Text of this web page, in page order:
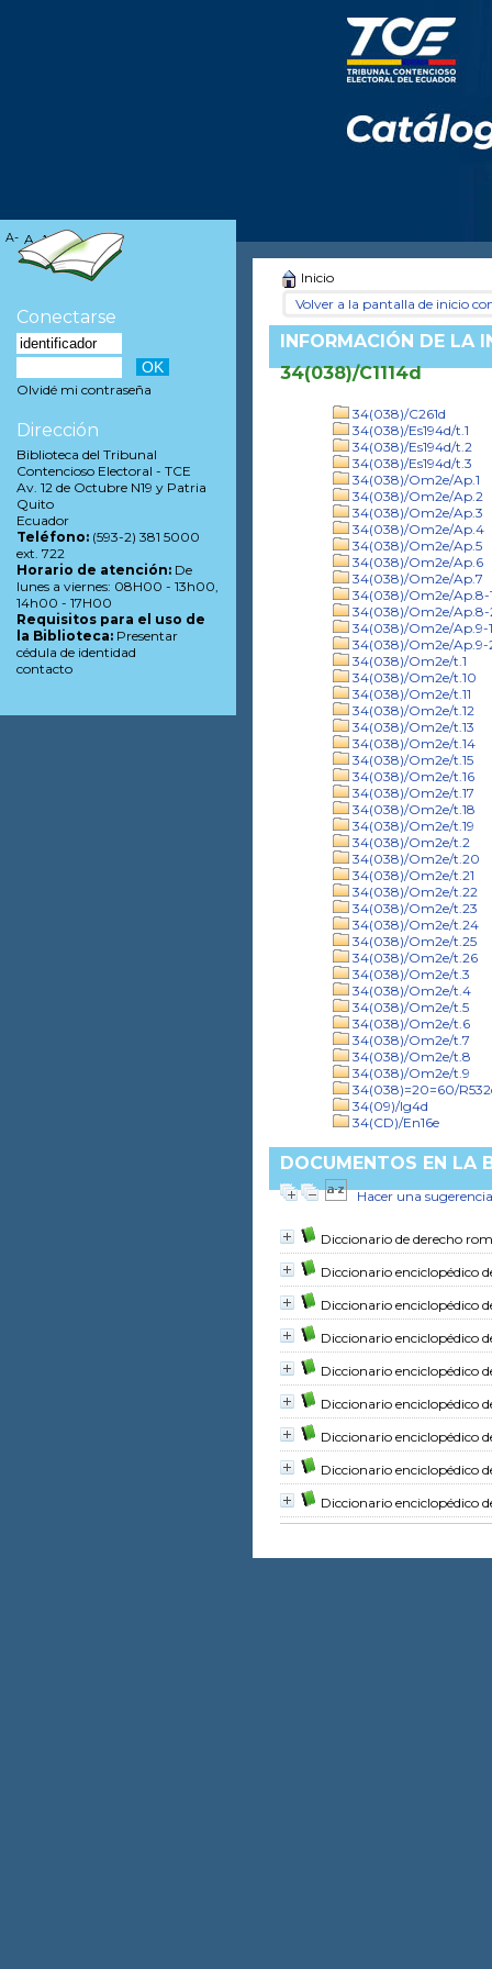
Inicio
Volver a la pantalla de inicio
INFORMACIÓN DE LA
34(038)/C1114d
34(038)/C261d
34(038)/Es194d/t.1
34(038)/Es194d/t.2
34(038)/Es194d/t.3
34(038)/Om2e/Ap.1
34(038)/Om2e/Ap.2
34(038)/Om2e/Ap.3
34(038)/Om2e/Ap.4
34(038)/Om2e/Ap.5
34(038)/Om2e/Ap.6
34(038)/Om2e/Ap.7
34(038)/Om2e/Ap.8-
34(038)/Om2e/Ap.8-
34(038)/Om2e/Ap.9-1
34(038)/Om2e/Ap.9-
34(038)/Om2e/t.1
34(038)/Om2e/t.10
34(038)/Om2e/t.11
34(038)/Om2e/t.12
34(038)/Om2e/t.13
34(038)/Om2e/t.14
34(038)/Om2e/t.15
34(038)/Om2e/t.16
34(038)/Om2e/t.17
34(038)/Om2e/t.18
34(038)/Om2e/t.19
34(038)/Om2e/t.2
34(038)/Om2e/t.20
34(038)/Om2e/t.21
34(038)/Om2e/t.22
34(038)/Om2e/t.23
34(038)/Om2e/t.24
34(038)/Om2e/t.25
34(038)/Om2e/t.26
34(038)/Om2e/t.3
34(038)/Om2e/t.4
34(038)/Om2e/t.5
34(038)/Om2e/t.6
34(038)/Om2e/t.7
34(038)/Om2e/t.8
34(038)/Om2e/t.9
34(038)=20=60/
34(09)/Ig4d
34(CD)/En16e
DOCUMENTOS EN LA
Hacer una sugerencia
Diccionario de derecho
Diccionario enciclopédico
Diccionario enciclopédico
Diccionario enciclopédico
Diccionario enciclopédico
Diccionario enciclopédico
Diccionario enciclopédico
Diccionario enciclopédico
Diccionario enciclopédico
A- A A+
Conectarse
Olvidé mi contraseña
Dirección
Biblioteca del Tribunal
Contencioso Electoral - TCE
Av. 12 de Octubre N19 y Patria
Quito
Ecuador
Teléfono: (593-2) 381 5000
ext. 722
Horario de atención: De
lunes a viernes: 08H00 - 13h00,
14h00 - 17H00
Requisitos para el uso de
la Biblioteca: Presentar
cédula de identidad
contacto